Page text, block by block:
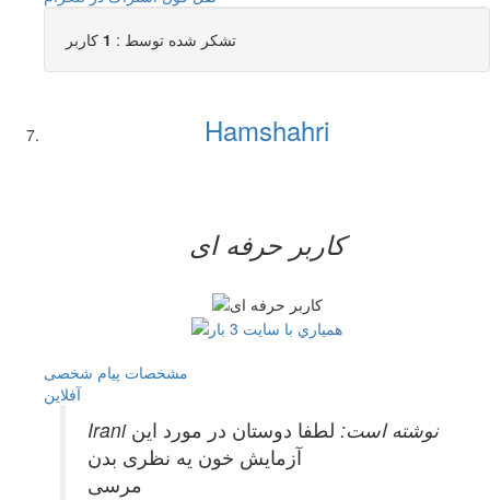
تشکر شده توسط : 1 کاربر
Hamshahri
کاربر حرفه ای
مشخصات پیام شخصی
آفلاين
Irani نوشته است: لطفا دوستان در مورد این
آزمایش خون یه نظری بدن
مرسی